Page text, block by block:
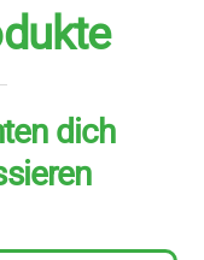
dich